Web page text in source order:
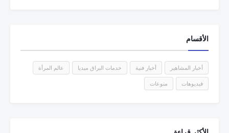
الأقسام
أخبار المشاهير أخبار فنية خدمات البراق ميديا عالم المرأة
فيديوهات منوعات